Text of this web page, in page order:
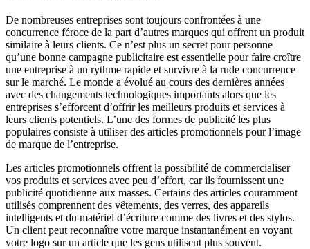
De nombreuses entreprises sont toujours confrontées à une
concurrence féroce de la part d’autres marques qui offrent un produit
similaire à leurs clients. Ce n’est plus un secret pour personne
qu’une bonne campagne publicitaire est essentielle pour faire croître
une entreprise à un rythme rapide et survivre à la rude concurrence
sur le marché. Le monde a évolué au cours des dernières années
avec des changements technologiques importants alors que les
entreprises s’efforcent d’offrir les meilleurs produits et services à
leurs clients potentiels. L’une des formes de publicité les plus
populaires consiste à utiliser des articles promotionnels pour l’image
de marque de l’entreprise.
Les articles promotionnels offrent la possibilité de commercialiser
vos produits et services avec peu d’effort, car ils fournissent une
publicité quotidienne aux masses. Certains des articles couramment
utilisés comprennent des vêtements, des verres, des appareils
intelligents et du matériel d’écriture comme des livres et des stylos.
Un client peut reconnaître votre marque instantanément en voyant
votre logo sur un article que les gens utilisent plus souvent.